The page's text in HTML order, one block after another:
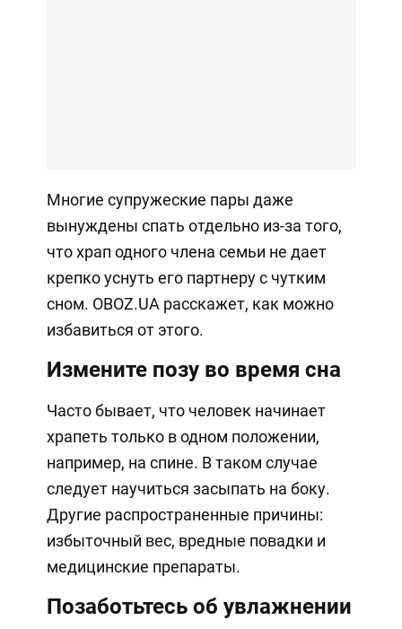
Многие супружеские пары даже
вынуждены спать отдельно из-за того,
что храп одного члена семьи не дает
крепко уснуть его партнеру с чутким
сном. OBOZ.UA расскажет, как можно
избавиться от этого.
Измените позу во время сна
Часто бывает, что человек начинает
храпеть только в одном положении,
например, на спине. В таком случае
следует научиться засыпать на боку.
Другие распространенные причины:
избыточный вес, вредные повадки и
медицинские препараты.
Позаботьтесь об увлажнении